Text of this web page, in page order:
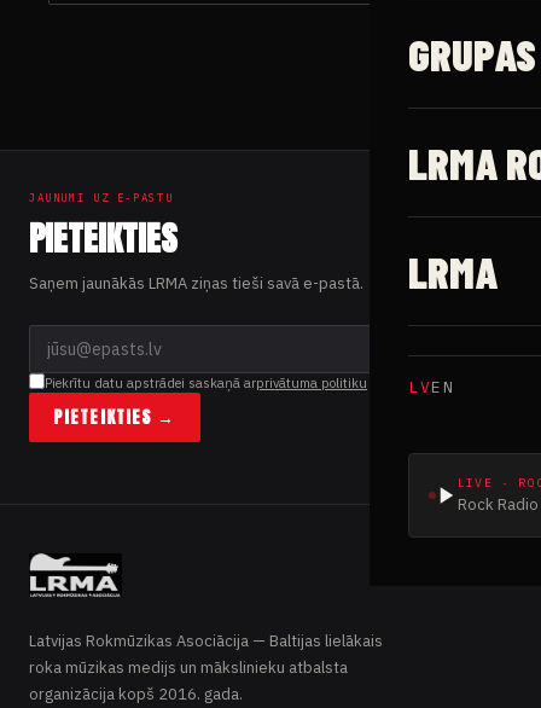
GRUPAS
LRMA
LRMA
LVEN
LIVE ·
Rock
JAUNUMI UZ E-PASTU
PIETEIKTIES
Saņem jaunākās LRMA ziņas tieši savā e-pastā.
Piekrītu datu apstrādei saskaņā arprivātuma politiku
PIETEIKTIES →
Latvijas Rokmūzikas Asociācija — Baltijas lielākais
roka mūzikas medijs un mākslinieku atbalsta
organizācija kopš 2016. gada.